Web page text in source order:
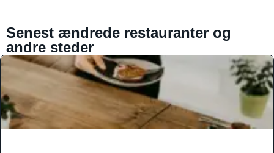
Senest ændrede restauranter og
andre steder